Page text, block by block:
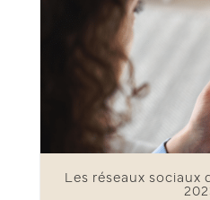
Les réseaux sociaux